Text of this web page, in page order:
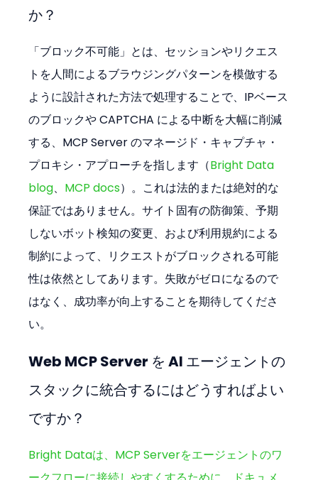
か？
「ブロック不可能」とは、セッションやリクエス
トを人間によるブラウジングパターンを模倣する
ように設計された方法で処理することで、IPベース
のブロックや CAPTCHA による中断を大幅に削減
する、MCP Server のマネージド・キャプチャ・
プロキシ・アプローチを指します（Bright Data
blog、 MCP docs）。これは法的または絶対的な
保証ではありません。サイト固有の防御策、予期
しないボット検知の変更、および利用規約による
制約によって、リクエストがブロックされる可能
性は依然としてあります。失敗がゼロになるので
はなく、成功率が向上することを期待してくださ
い。
Web MCP Server を AI エージェントの
スタックに統合するにはどうすればよい
ですか？
Bright Dataは、MCP Serverをエージェントのワ